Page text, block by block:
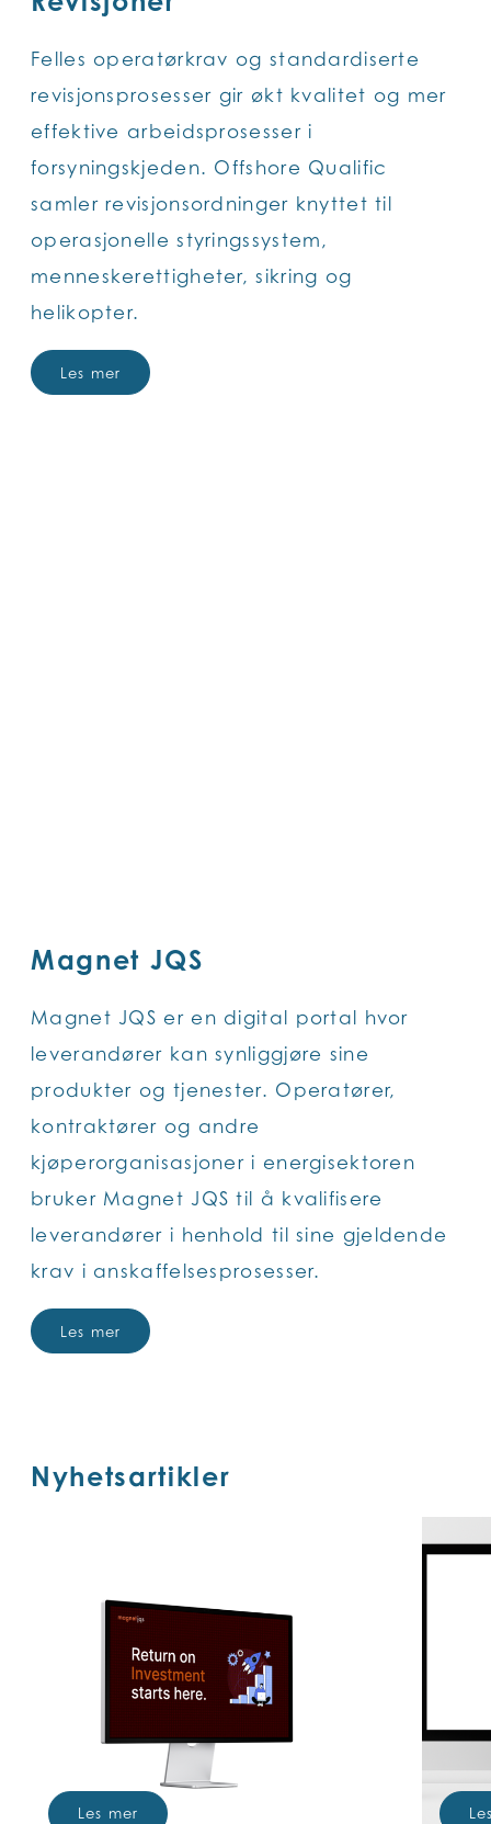
Felles operatørkrav og standardiserte
revisjonsprosesser gir økt kvalitet og mer
effektive arbeidsprosesser i
forsyningskjeden. Offshore Qualific
samler revisjonsordninger knyttet til
operasjonelle styringssystem,
menneskerettigheter, sikring og
helikopter.
Les mer
Magnet JQS
Magnet JQS er en digital portal hvor
leverandører kan synliggjøre sine
produkter og tjenester. Operatører,
kontraktører og andre
kjøperorganisasjoner i energisektoren
bruker Magnet JQS til å kvalifisere
leverandører i henhold til sine gjeldende
krav i anskaffelsesprosesser.
Les mer
Nyhetsartikler
Les mer